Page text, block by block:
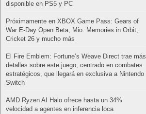
disponible en PS5 y PC
Próximamente en XBOX Game Pass: Gears of
War E-Day Open Beta, Mio: Memories in Orbit,
Cricket 26 y mucho más
El Fire Emblem: Fortune’s Weave Direct trae más
detalles sobre este juego, centrado en combates
estratégicos, que llegará en exclusiva a Nintendo
Switch
AMD Ryzen AI Halo ofrece hasta un 34%
velocidad a agentes en inferencia loca